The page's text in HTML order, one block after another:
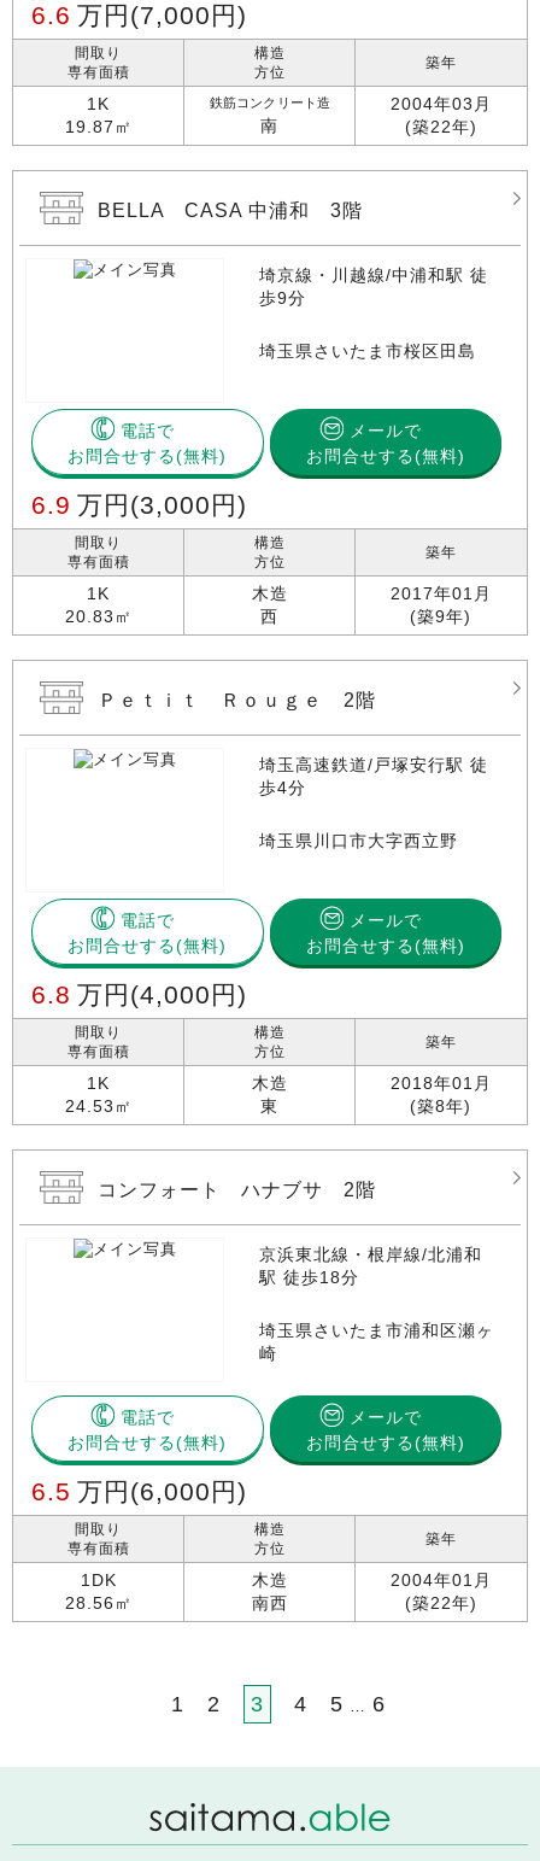
6.6 万円 (7,000円)
間取り
専有面積
1K
19.87㎡
構造
方位
鉄筋コンクリート造
南
築年
2004年03月
(築22年)
BELLA CASA 中浦和 3階
埼京線・川越線/中浦和駅 徒
歩9分
埼玉県さいたま市桜区田島
電話で
お問合せする
メールで
お問合せする(無料)
6.9 万円 (3,000円)
間取り
専有面積
1K
20.83㎡
構造
方位
木造
西
築年
2017年01月
(築9年)
Ｐｅｔｉｔ Ｒｏｕｇｅ 2階
埼玉高速鉄道/戸塚安行駅 徒
歩4分
埼玉県川口市大字西立野
電話で
お問合せする
メールで
お問合せする(無料)
6.8 万円 (4,000円)
間取り
専有面積
1K
24.53㎡
構造
方位
木造
東
築年
2018年01月
(築8年)
コンフォート ハナブサ 2階
京浜東北線・根岸線/北浦和
駅 徒歩18分
埼玉県さいたま市浦和区瀬ヶ
崎
電話で
お問合せする
メールで
お問合せする(無料)
6.5 万円 (6,000円)
間取り
専有面積
1DK
28.56㎡
構造
方位
木造
南西
築年
2004年01月
(築22年)
1 2 3 4 5 … 6